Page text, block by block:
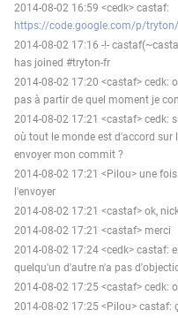
2014-08-02 16:59 <cedk> castaf:
https://code.google.com/p/
2014-08-02 17:16 -!-
has joined #tryton-fr
2014-08-02 17:20 <castaf> cedk:
pas à partir de quel moment je
2014-08-02 17:21 <castaf> cedk:
où tout le monde est d'accord sur
envoyer mon commit ?
2014-08-02 17:21 <Pilou> une
l'envoyer
2014-08-02 17:21 <castaf> ok,
2014-08-02 17:21 <castaf> merci
2014-08-02 17:24 <cedk> castaf:
quelqu'un d'autre n'a pas
2014-08-02 17:25 <castaf> cedk:
2014-08-02 17:25 <Pilou> castaf: